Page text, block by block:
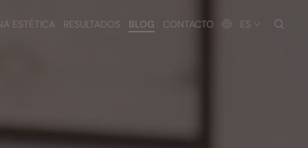
ESTÉTICA RESULTADOS BLOG CONTACTO ES